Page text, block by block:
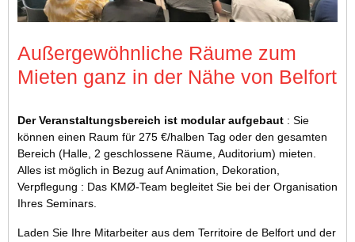
Außergewöhnliche Räume zum
Mieten ganz in der Nähe von Belfort
Der Veranstaltungsbereich ist modular aufgebaut : Sie
können einen Raum für 275 €/halben Tag oder den gesamten
Bereich (Halle, 2 geschlossene Räume, Auditorium) mieten.
Alles ist möglich in Bezug auf Animation, Dekoration,
Verpflegung : Das KMØ-Team begleitet Sie bei der Organisation
Ihres Seminars.
Laden Sie Ihre Mitarbeiter aus dem Territoire de Belfort und der